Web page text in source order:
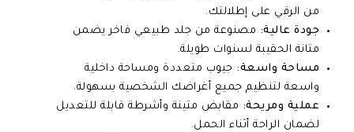
من الرقي على إطلالتك.
جودة عالية: مصنوعة من جلد طبيعي فاخر يضمن
متانة الحقيبة لسنوات طويلة.
مساحة واسعة: جيوب متعددة ومساحة داخلية
واسعة لتنظيم جميع أغراضك الشخصية بسهولة.
عملية ومريحة: مقابض متينة وأشرطة قابلة للتعديل
لضمان الراحة أثناء الحمل.